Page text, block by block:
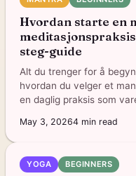
Hvordan starte en
steg-guide
Alt du trenger for å
hvordan du velger et
en daglig praksis som
May 3, 20264 min read
YOGA BEGINNERS